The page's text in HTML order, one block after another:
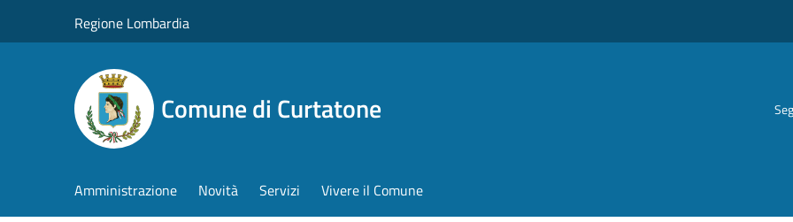
Regione Lombardia
Comune di Curtatone
Amministrazione Novità Servizi Vivere il Comune